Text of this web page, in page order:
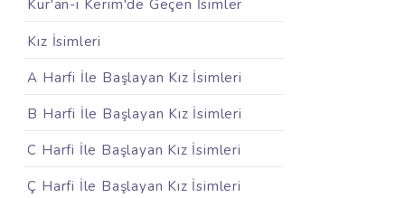
Kur'an-ı Kerim'de Geçen İsimler
Kız İsimleri
A Harfi İle Başlayan Kız İsimleri
B Harfi İle Başlayan Kız İsimleri
C Harfi İle Başlayan Kız İsimleri
Ç Harfi İle Başlayan Kız İsimleri